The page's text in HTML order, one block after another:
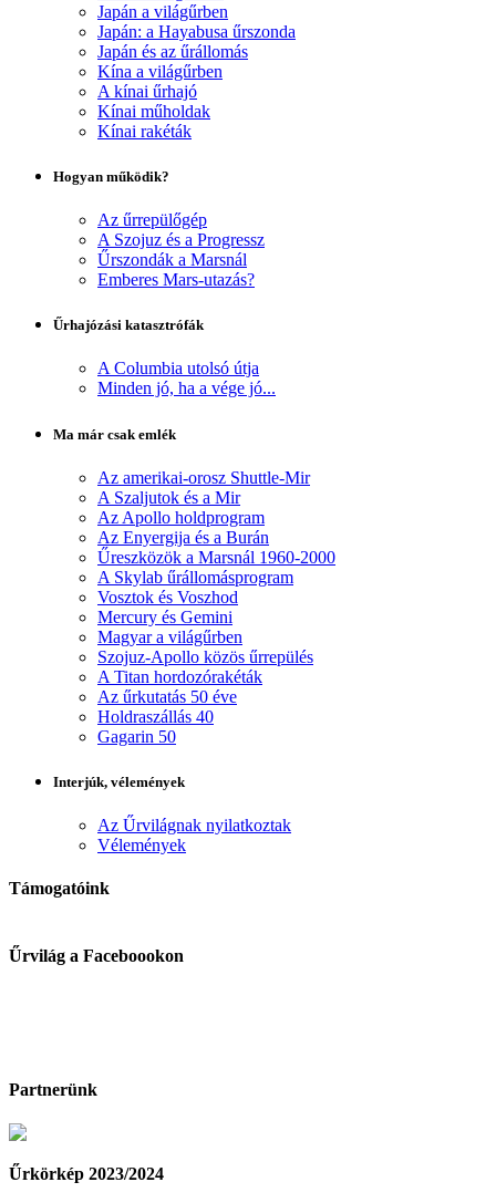
Japán a világűrben
Japán: a Hayabusa űrszonda
Japán és az űrállomás
Kína a világűrben
A kínai űrhajó
Kínai műholdak
Kínai rakéták
Hogyan működik?
Az űrrepülőgép
A Szojuz és a Progressz
Űrszondák a Marsnál
Emberes Mars-utazás?
Űrhajózási katasztrófák
A Columbia utolsó útja
Minden jó, ha a vége jó...
Ma már csak emlék
Az amerikai-orosz Shuttle-Mir
A Szaljutok és a Mir
Az Apollo holdprogram
Az Enyergija és a Burán
Űreszközök a Marsnál 1960-2000
A Skylab űrállomásprogram
Vosztok és Voszhod
Mercury és Gemini
Magyar a világűrben
Szojuz-Apollo közös űrrepülés
A Titan hordozórakéták
Az űrkutatás 50 éve
Holdraszállás 40
Gagarin 50
Interjúk, vélemények
Az Űrvilágnak nyilatkoztak
Vélemények
Támogatóink
Űrvilág a Faceboookon
Partnerünk
Űrkörkép 2023/2024